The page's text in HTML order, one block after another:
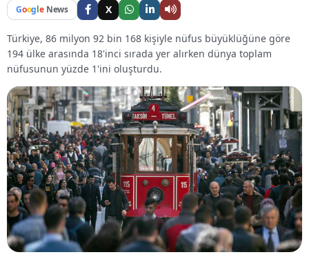
Google News X
Türkiye, 86 milyon 92 bin 168 kişiyle nüfus büyüklüğüne göre
194 ülke arasında 18'inci sırada yer alırken dünya toplam
nüfusunun yüzde 1'ini oluşturdu.